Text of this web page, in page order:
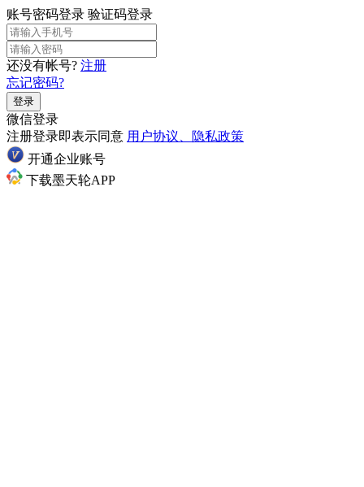
账号密码登录 验证码登录
还没有帐号? 注册
忘记密码?
登录
微信登录
注册登录即表示同意 用户协议、隐私政策
开通企业账号
下载墨天轮APP